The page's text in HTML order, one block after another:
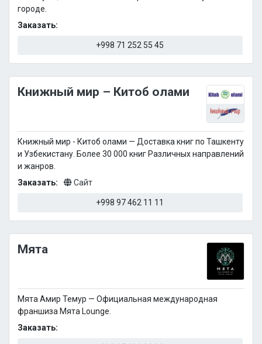
городе.
Заказать:
+998 71 252 55 45
Книжный мир – Китоб олами
Книжный мир - Китоб олами — Доставка книг по Ташкенту
и Узбекистану. Более 30 000 книг Различных направлений
и жанров.
Заказать:
Сайт
+998 97 462 11 11
Мята
Мята Амир Темур — Официальная международная
франшиза Мята Lounge.
Заказать: